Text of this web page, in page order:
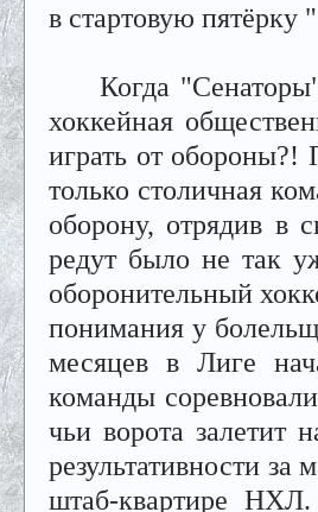
в стартовую пятёрку
Когда "Сенаторы"
хоккейная
играть от
только столичная
оборону, отрядив в
редут было не так
оборонительный
понимания у
месяцев в Лиге
команды
чьи ворота залетит
результативности
штаб-квартире